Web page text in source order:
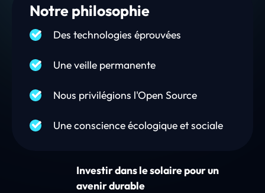
Notre philosophie
Des technologies éprouvées
Une veille permanente
Nous privilégions l'Open Source
Une conscience écologique et sociale
Investir dans le solaire pour un
avenir durable